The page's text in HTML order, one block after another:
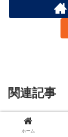
関連記事
Uncategorized
ホーム